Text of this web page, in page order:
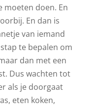
moeten doen. En
En dan is
van iemand
te bepalen om
dan met een
Dus wachten tot
als je doorgaat
eten koken,